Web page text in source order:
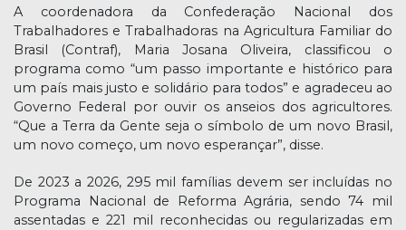
A coordenadora da Confederação Nacional dos
Trabalhadores e Trabalhadoras na Agricultura Familiar do
Brasil (Contraf), Maria Josana Oliveira, classificou o
programa como “um passo importante e histórico para
um país mais justo e solidário para todos” e agradeceu ao
Governo Federal por ouvir os anseios dos agricultores.
“Que a Terra da Gente seja o símbolo de um novo Brasil,
um novo começo, um novo esperançar”, disse.
De 2023 a 2026, 295 mil famílias devem ser incluídas no
Programa Nacional de Reforma Agrária, sendo 74 mil
assentadas e 221 mil reconhecidas ou regularizadas em